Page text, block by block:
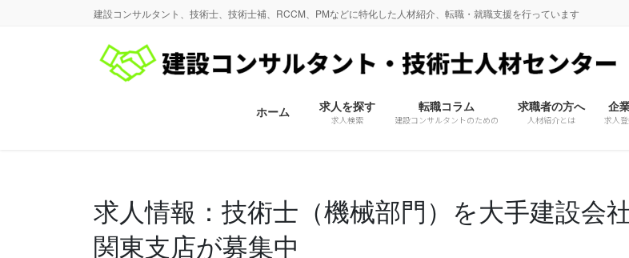
建設コンサルタント、技術士、技術士補、RCCM、PMなどに特化した人材紹介、転職・就職支援を行っています
ホーム 求人を探す
求人検索
転職コラム
建設コンサルタントのための
求職者の方へ
人材紹介とは
企
求人
求人情報：技術士（機械部門）を大手建設会
関東支店が募集中